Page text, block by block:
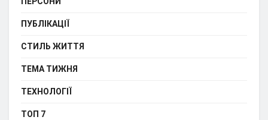
ПУБЛІКАЦІЇ
СТИЛЬ ЖИТТЯ
ТЕМА ТИЖНЯ
ТЕХНОЛОГІЇ
ТОП 7